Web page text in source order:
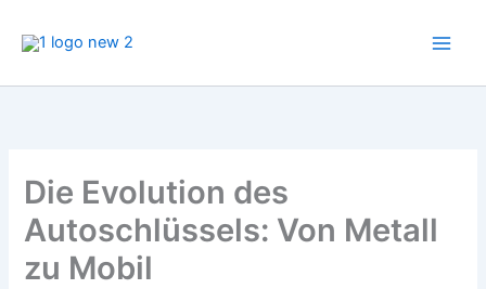
Inhalt
Die Evolution des
Autoschlüssels: Von Metall
zu Mobil